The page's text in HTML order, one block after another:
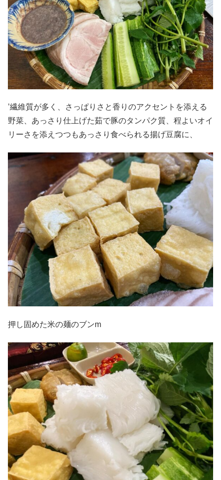
’繊維質が多く、さっぱりさと香りのアクセントを添える
野菜、あっさり仕上げた茹で豚のタンパク質、程よいオイ
リーさを添えつつもあっさり食べられる揚げ豆腐に、
押し固めた米の麺のブンm